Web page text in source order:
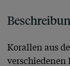
Korallen aus
verschiedenen